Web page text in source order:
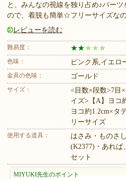
と、みんなの視線を独り占め♪パー
ので、着脱も簡単☆フリーサイズな
レビューを読む
難易度： ★★ ★ ★ ★
色味： ピンク系,イエロ
金具の色味： ゴールド
サイズ：
<目数×段数>7目
イズ>【A】ヨコ
ヨコ約1.2cm×タ
リーサイズ
使用する道具：
はさみ・ものさ
(K2377)・あれば
セット
MIYUKI先生のポイント